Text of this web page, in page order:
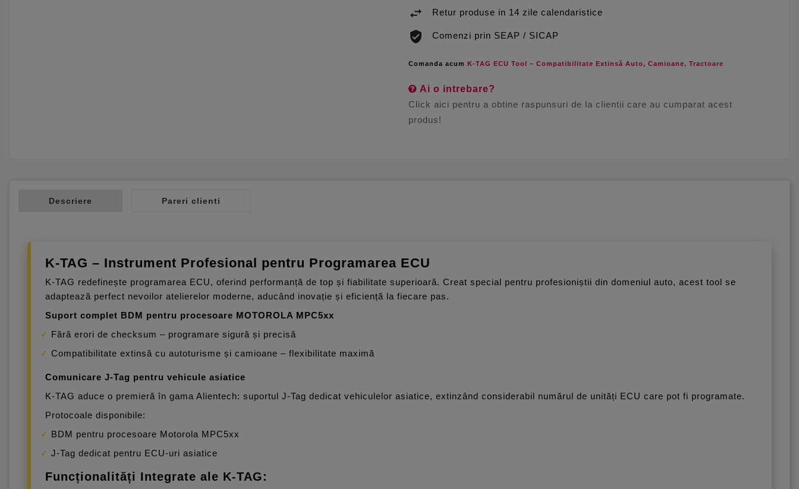
Retur produse in 14 zile calendaristice
Comenzi prin SEAP / SICAP
Comanda acum K-TAG ECU Tool – Compatibilitate Extinsă Auto, Camioane, Tractoare
Ai o intrebare?
Click aici pentru a obtine raspunsuri de la clientii care au cumparat acest
produs!
Descriere Pareri clienti
K-TAG – Instrument Profesional pentru Programarea ECU
K-TAG redefinește programarea ECU, oferind performanță de top și fiabilitate superioară. Creat special pentru profesioniștii din domeniul auto, acest tool se
adaptează perfect nevoilor atelierelor moderne, aducând inovație și eficiență la fiecare pas.
Suport complet BDM pentru procesoare MOTOROLA MPC5xx
Fără erori de checksum – programare sigură și precisă
Compatibilitate extinsă cu autoturisme și camioane – flexibilitate maximă
Comunicare J-Tag pentru vehicule asiatice
K-TAG aduce o premieră în gama Alientech: suportul J-Tag dedicat vehiculelor asiatice, extinzând considerabil numărul de unități ECU care pot fi programate.
Protocoale disponibile:
BDM pentru procesoare Motorola MPC5xx
J-Tag dedicat pentru ECU-uri asiatice
Funcționalități Integrate ale K-TAG: